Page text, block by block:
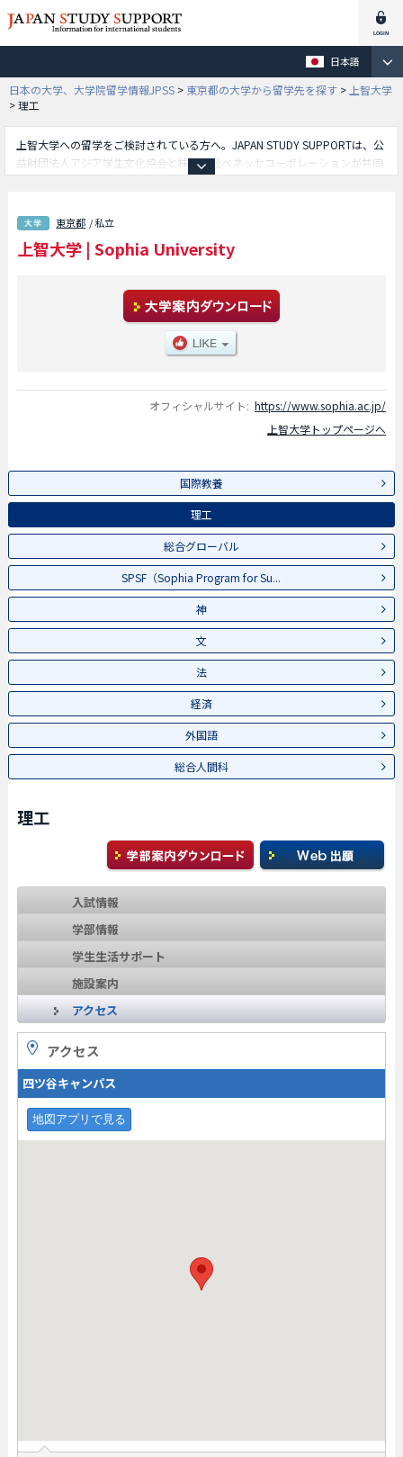
日本語
日本の大学、大学院留学情報JPSS > 東京都の大学から留学先を探す > 上智大学
>理工
上智大学への留学をご検討されている方へ。JAPAN STUDY SUPPORTは、公
益財団法人アジア学生文化協会と株式会社ベネッセコーポレーションが共同
Sustainable Futures）学部や神学部や文学部や法学部や経済学部や外国語学
部や総合人間科学部等、学部別の詳細情報も掲載していますので、上智大学
に関する留学情報をお探しの方は是非ご利用下さい。その他、外国人留学生
東京都 / 私立
上智大学 | Sophia University
オフィシャルサイト: https://www.sophia.ac.jp/
上智大学トップページへ
国際教養
理工
総合グローバル
SPSF（Sophia Program for Su...
神
文
法
経済
外国語
総合人間科
理工
入試情報
学部情報
学生生活サポート
施設案内
アクセス
アクセス
四ツ谷キャンパス
地図アプリで見る